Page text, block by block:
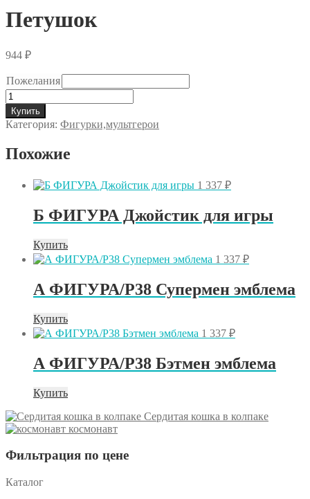
Петушок
944 ₽
Пожелания
Количество
товара
Петушок
Купить
Категория: Фигурки,мультгерои
Похожие
1 337 ₽
Б ФИГУРА Джойстик для игры
Купить
1 337 ₽
А ФИГУРА/P38 Супермен эмблема
Купить
1 337 ₽
А ФИГУРА/P38 Бэтмен эмблема
Купить
Сердитая кошка в колпаке
космонавт
Фильтрация по цене
Каталог